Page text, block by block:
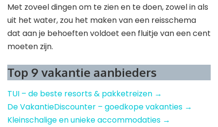
Met zoveel dingen om te zien en te doen, zowel in als
uit het water, zou het maken van een reisschema
dat aan je behoeften voldoet een fluitje van een cent
moeten zijn.
Top 9 vakantie aanbieders
TUI – de beste resorts & pakketreizen →
De VakantieDiscounter – goedkope vakanties →
Kleinschalige en unieke accommodaties →